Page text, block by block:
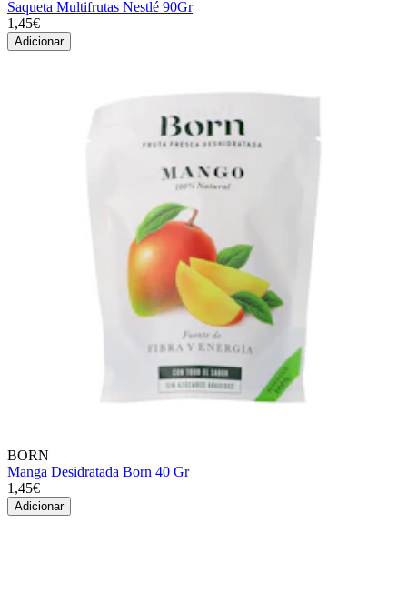
Saqueta Multifrutas Nestlé 90Gr
1,45€
Adicionar
BORN
Manga Desidratada Born 40 Gr
1,45€
Adicionar